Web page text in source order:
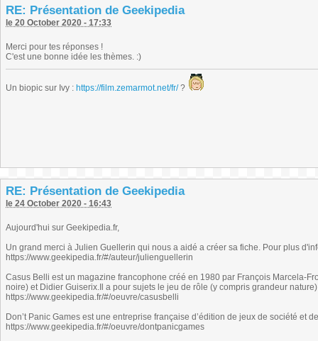
RE: Présentation de Geekipedia
le 20 October 2020 - 17:33
Merci pour tes réponses !
C'est une bonne idée les thèmes. :)
Un biopic sur Ivy : https://film.zemarmot.net/fr/?
RE: Présentation de Geekipedia
le 24 October 2020 - 16:43
Aujourd'hui sur Geekipedia.fr,
Un grand merci à Julien Guellerin qui nous a aidé a créer sa fiche. Pour plus
https://www.geekipedia.fr/#/auteur/julienguellerin
Casus Belli est un magazine francophone créé en 1980 par François Marcela-
noire) et Didier Guiserix.Il a pour sujets le jeu de rôle (y compris grandeur
https://www.geekipedia.fr/#/oeuvre/casusbelli
Don’t Panic Games est une entreprise française d’édition de jeux de société et
https://www.geekipedia.fr/#/oeuvre/dontpanicgames